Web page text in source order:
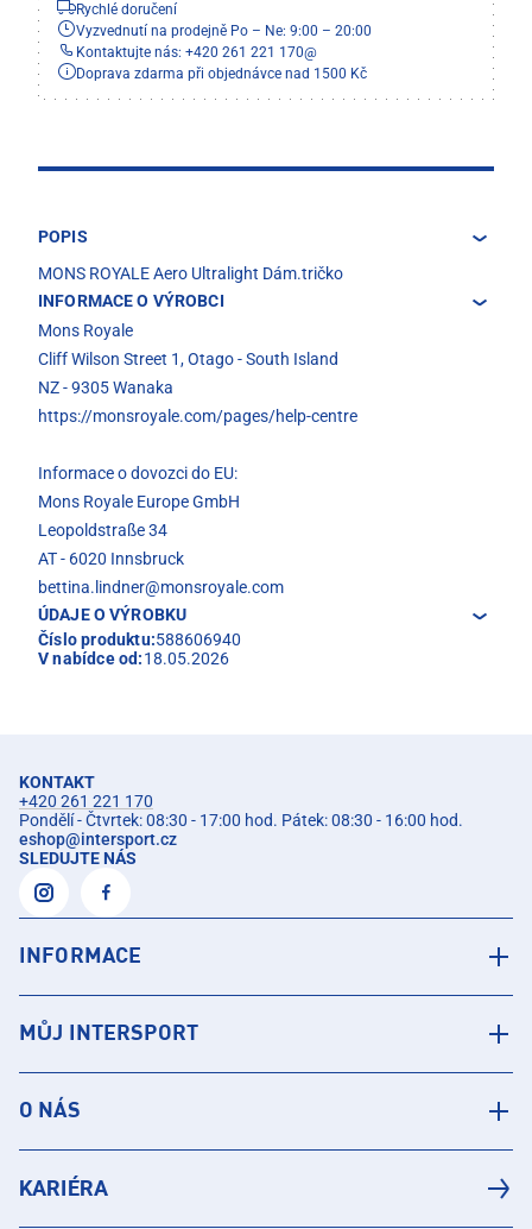
Rychlé doručení
Vyzvednutí na prodejně Po – Ne: 9:00 – 20:00
Kontaktujte nás: +420 261 221 170@
Doprava zdarma při objednávce nad 1500 Kč
POPIS
MONS ROYALE Aero Ultralight Dám.tričko
INFORMACE O VÝROBCI
Mons Royale
Cliff Wilson Street 1, Otago - South Island
NZ - 9305 Wanaka
https://monsroyale.com/pages/help-centre
Informace o dovozci do EU:
Mons Royale Europe GmbH
Leopoldstraße 34
AT - 6020 Innsbruck
bettina.lindner@monsroyale.com
ÚDAJE O VÝROBKU
Číslo produktu:588606940
V nabídce od:18.05.2026
KONTAKT
+420 261 221 170
Pondělí - Čtvrtek: 08:30 - 17:00 hod. Pátek: 08:30 - 16:00 hod.
eshop@intersport.cz
SLEDUJTE NÁS
INFORMACE
MŮJ INTERSPORT
O NÁS
KARIÉRA